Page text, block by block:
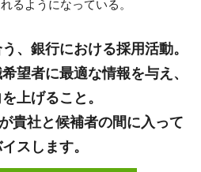
るようになっている。
、銀行における採用活動。
望者に最適な情報を与え、
上げること。
貴社と候補者の間に入って
スします。